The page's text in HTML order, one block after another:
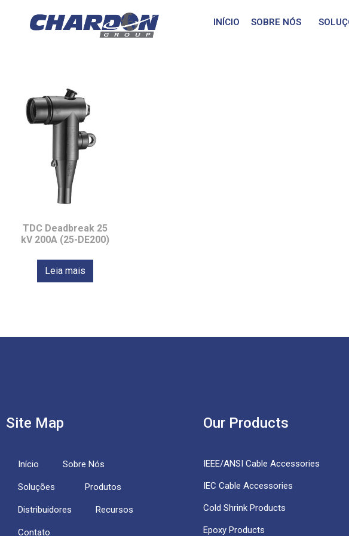
INÍCIO SOBRE NÓS
IEEE/ANSI 美規配件：
TDC Deadbreak 25
kV 200A (25-DE200)
Leia mais
Site Map
Início Sobre Nós
Soluções Produtos
Distribuidores Recursos
Contato
Our Products
IEEE/ANSI Cable Accessories
IEC Cable Accessories
Cold Shrink Products
Epoxy Products